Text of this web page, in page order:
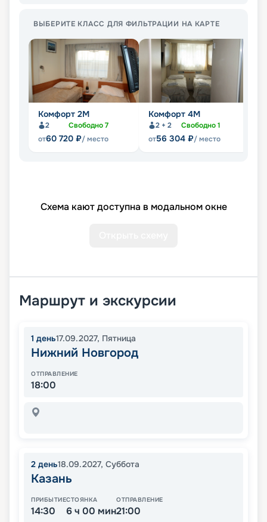
ВЫБЕРИТЕ КЛАСС ДЛЯ ФИЛЬТРАЦИИ НА КАРТЕ
Комфорт 2M
2 Свободно7
от60 720 ₽/ место
Комфорт 4M
2 + 2 Свободно1
от56 304 ₽/ место
Схема кают доступна в модальном окне
Маршрут и экскурсии
1 день17.09.2027, Пятница
Нижний Новгород
ОТПРАВЛЕНИЕ
18:00
2 день18.09.2027, Суббота
Казань
ПРИБЫТИЕ
14:30
СТОЯНКА
6 ч 00 мин
ОТПРАВЛЕНИЕ
21:00